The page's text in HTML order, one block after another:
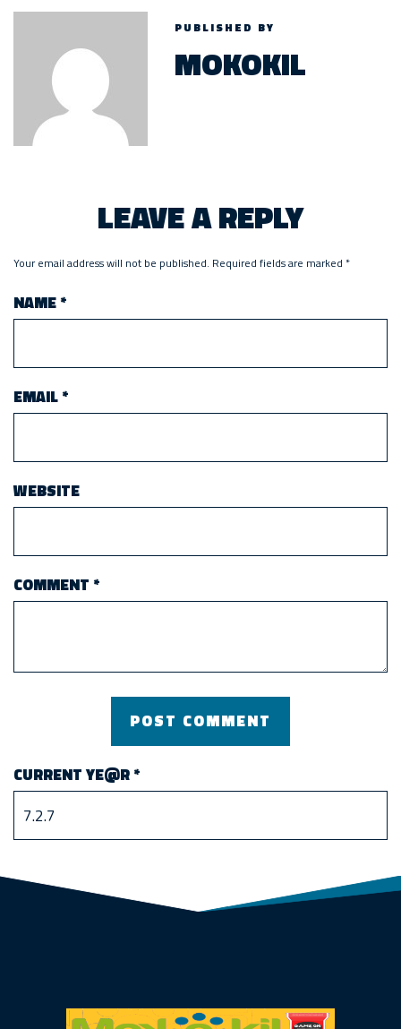
PUBLISHED BY
MOKOKIL
LEAVE A REPLY
Your email address will not be published. Required fields are marked *
NAME*
EMAIL*
WEBSITE
COMMENT *
CURRENT YE@R*